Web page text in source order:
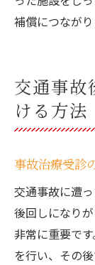
補償につながり
交通事故
ける方法
事故治療受診
交通事故に遭
後回しになり
非常に重要で
を行い、その